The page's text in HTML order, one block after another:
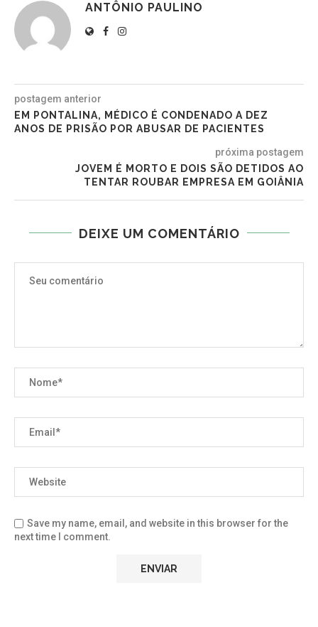
ANTÔNIO PAULINO
postagem anterior
EM PONTALINA, MÉDICO É CONDENADO A DEZ
ANOS DE PRISÃO POR ABUSAR DE PACIENTES
próxima postagem
JOVEM É MORTO E DOIS SÃO DETIDOS AO
TENTAR ROUBAR EMPRESA EM GOIÂNIA
DEIXE UM COMENTÁRIO
Save my name, email, and website in this browser for the
next time I comment.